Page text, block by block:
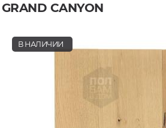
CANYON
В НАЛИЧИИ